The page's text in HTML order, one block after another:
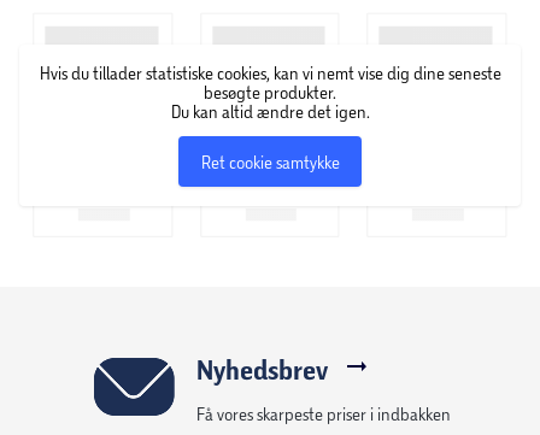
gang.
Hvis du tillader statistiske cookies, kan vi nemt vise dig dine seneste
besøgte produkter.
Du kan altid ændre det igen.
Ret cookie samtykke
Nyhedsbrev
Få vores skarpeste priser i indbakken